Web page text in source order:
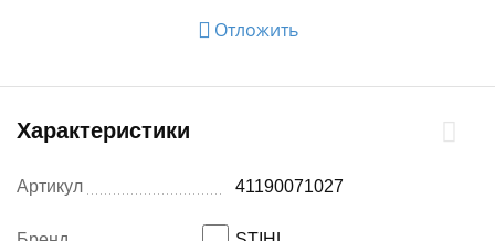
Отложить
Характеристики
Артикул 41190071027